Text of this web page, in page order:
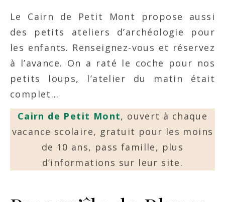
Le Cairn de Petit Mont propose aussi
des petits ateliers d’archéologie pour
les enfants. Renseignez-vous et réservez
à l’avance. On a raté le coche pour nos
petits loups, l’atelier du matin était
complet…
Cairn de Petit Mont, ouvert à chaque
vacance scolaire, gratuit pour les moins
de 10 ans, pass famille, plus
d’informations sur leur site.